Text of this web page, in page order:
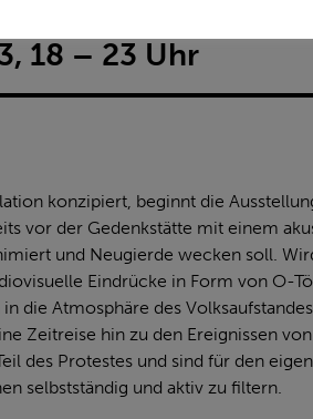
18 – 23 Uhr
konzipiert, beginnt die
vor der Gedenkstätte mit einem
und Neugierde wecken soll.
Eindrücke in Form von O-
die Atmosphäre des
Zeitreise hin zu den Ereignissen
des Protestes und sind für den
selbstständig und aktiv zu filtern.